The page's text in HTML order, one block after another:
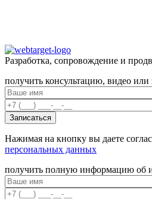
Разработка, сопровождение и
получить консультацию, видео или
Нажимая на кнопку вы даете
персональных данных
получить полную информацию об